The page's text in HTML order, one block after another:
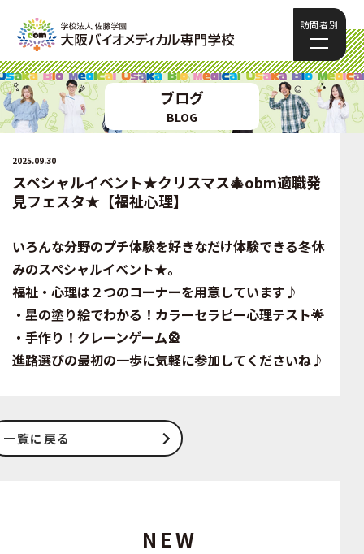
訪問者別
ブログ
BLOG
NEW
2025.09.30
スペシャルイベント★クリスマス🎄obm適職発
見フェスタ★【福祉心理】
いろんな分野のプチ体験を好きなだけ体験できる冬休
みのスペシャルイベント★。
福祉・心理は２つのコーナーを用意しています♪
・星の塗り絵でわかる！カラーセラピー心理テスト🌟
・手作り！クレーンゲーム🎡
進路選びの最初の一歩に気軽に参加してくださいね♪
一覧に戻る